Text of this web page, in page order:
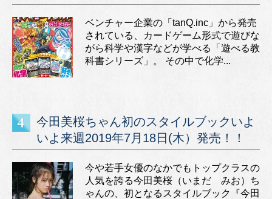
ベンチャー企業の「tanQ.inc」から発売
されている、カードゲーム形式で遊びな
がら科学や漢字などが学べる「遊べる教
科書シリーズ」。 その中で化学...
今田美桜ちゃん初のスタイルブックいよ
いよ来週2019年7月18日(木）発売！！
今や若手女優のなかでもトップクラスの
人気を誇る今田美桜（いまだ みお）ち
ゃんの、初となるスタイルブック『今田